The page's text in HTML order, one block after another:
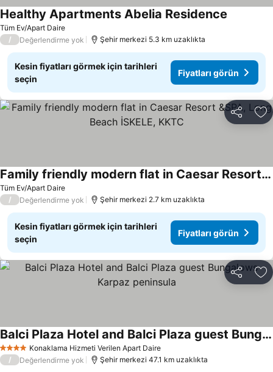
Tüm Ev/Apart Daire
Healthy Apartments Abelia Residence
/ Değerlendirme yok Şehir merkezi 5.3 km uzaklıkta
Kesin fiyatları görmek için tarihleri
seçin
Fiyatları görün
Paylaş
Tüm Ev/Apart Daire
Family friendly modern flat in Caesar Resort &SPA, Long Beach İSKELE, KKTC
/ Değerlendirme yok Şehir merkezi 2.7 km uzaklıkta
Kesin fiyatları görmek için tarihleri
seçin
Fiyatları görün
Paylaş
4 Yıldız Konaklama Hizmeti Verilen Apart Daire
Balci Plaza Hotel and Balci Plaza guest Bungalows Karpaz peninsula
/ Değerlendirme yok Şehir merkezi 47.1 km uzaklıkta